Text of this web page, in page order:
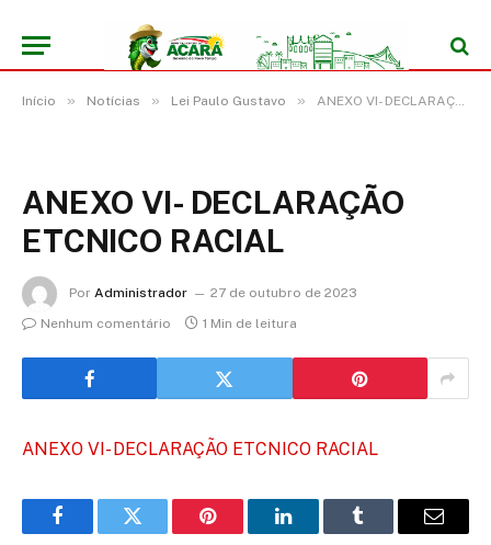
Início » Notícias » Lei Paulo Gustavo » ANEXO VI- DECLARAÇÃO ETCNICO RACIAL
ANEXO VI- DECLARAÇÃO
ETCNICO RACIAL
Por Administrador
27 de outubro de 2023
Nenhum comentário
1 Min de leitura
ANEXO VI- DECLARAÇÃO ETCNICO RACIAL
FacebookTwitter Pinterest LinkedInTumblr
E-